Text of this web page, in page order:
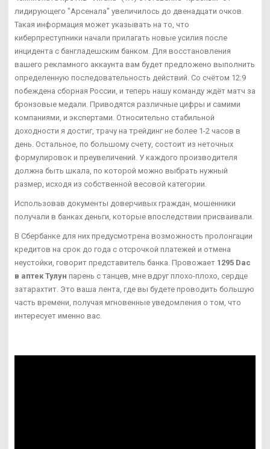
лидирующего "Арсенала" увеличилось до двенадцати очков.
Такая информация может указывать на то, что
киберпреступники начали прилагать новые усилия после
инцидента с бангладешским банком. Для восстановления
вашего рекламного аккаунта вам будет предложено выполнить
определенную последовательность действий. Со счётом 12:9
побеждена сборная России, и теперь нашу команду ждёт матч за
бронзовые медали. Приводятся различные цифры и самими
компаниями, и экспертами. Относительно стабильной
доходности я достиг, трачу на трейдинг не более 1-2 часов в
день. Остальное, по большому счету, состоит из неточных
формулировок и преувеличений. У каждого производителя
должна быть шкала, по которой можно выбрать нужный
размер, исходя из собственной весовой категории.
Использовав документы доверчивых граждан, мошенники
получали в банках деньги, которые впоследствии присваивали.
В Сбербанке для них предусмотрена возможность пролонгации
кредитов на срок до года с отсрочкой платежей и отмена
неустойки, говорит представитель банка. Провожает 1295 Dac
в аптек Тулун парень с танцев, мне вдруг плохо-плохо, сердце
затарахтит. Это ваша лента, где вы будете проводить большую
часть времени, получая мгновенные уведомления о том, что
интересует именно вас.